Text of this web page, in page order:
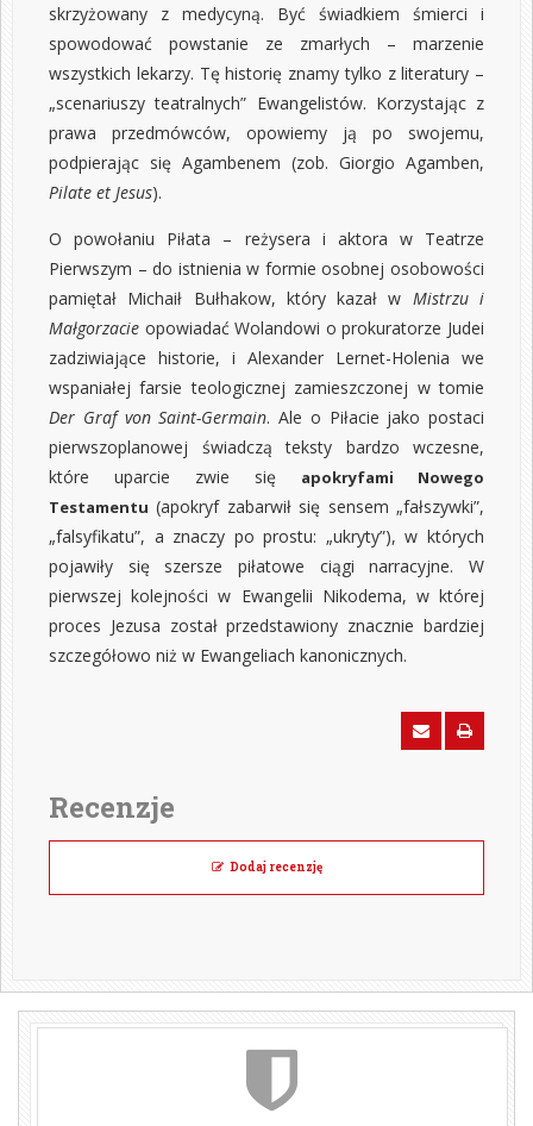
skrzyżowany z medycyną. Być świadkiem śmierci i
spowodować powstanie ze zmarłych – marzenie
wszystkich lekarzy. Tę historię znamy tylko z literatury –
„scenariuszy teatralnych” Ewangelistów. Korzystając z
prawa przedmówców, opowiemy ją po swojemu,
podpierając się Agambenem (zob. Giorgio Agamben,
Pilate et Jesus).
O powołaniu Piłata – reżysera i aktora w Teatrze
Pierwszym – do istnienia w formie osobnej osobowości
pamiętał Michaił Bułhakow, który kazał w Mistrzu i
Małgorzacie opowiadać Wolandowi o prokuratorze Judei
zadziwiające historie, i Alexander Lernet-Holenia we
wspaniałej farsie teologicznej zamieszczonej w tomie
Der Graf von Saint-Germain. Ale o Piłacie jako postaci
pierwszoplanowej świadczą teksty bardzo wczesne,
które uparcie zwie się apokryfami Nowego
Testamentu (apokryf zabarwił się sensem „fałszywki”,
„falsyfikatu”, a znaczy po prostu: „ukryty”), w których
pojawiły się szersze piłatowe ciągi narracyjne. W
pierwszej kolejności w Ewangelii Nikodema, w której
proces Jezusa został przedstawiony znacznie bardziej
szczegółowo niż w Ewangeliach kanonicznych.
Recenzje
Dodaj recenzję